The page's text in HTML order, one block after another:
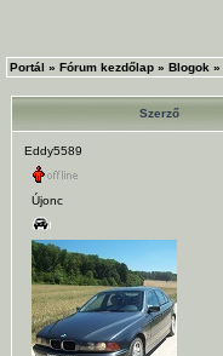
Portál » Fórum kezdőlap » Blogok »
Szerző
Eddy5589
Újonc